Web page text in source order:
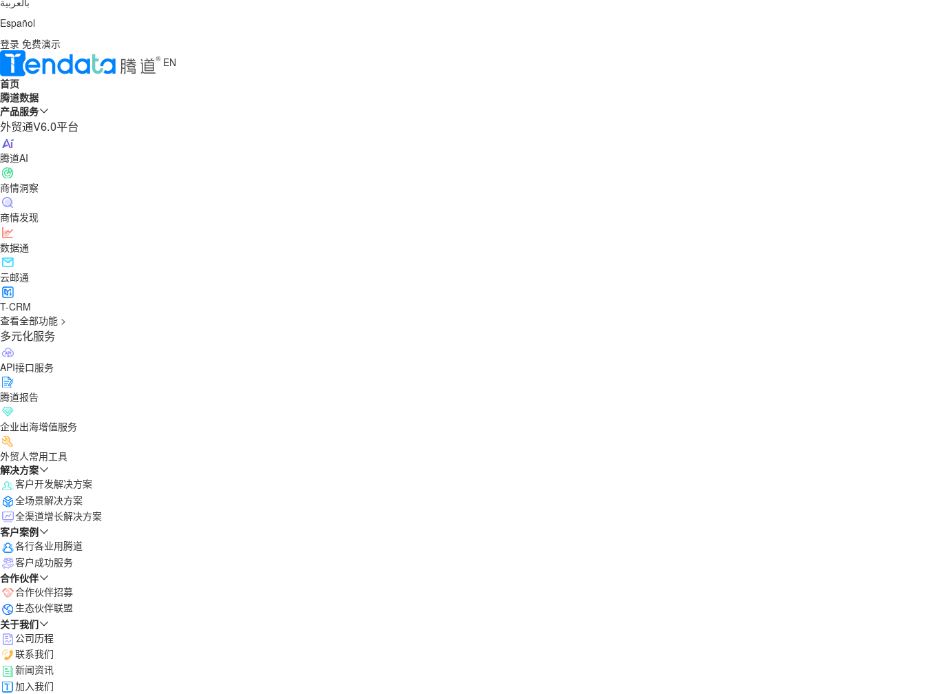
Español
登录 免费演示
EN
首页
腾道数据
产品服务
外贸通V6.0平台
腾道AI
商情洞察
商情发现
数据通
云邮通
T-CRM
查看全部功能 >
多元化服务
API接口服务
腾道报告
企业出海增值服务
外贸人常用工具
解决方案
客户开发解决方案
全场景解决方案
全渠道增长解决方案
客户案例
各行各业用腾道
客户成功服务
合作伙伴
合作伙伴招募
生态伙伴联盟
关于我们
公司历程
联系我们
新闻资讯
加入我们